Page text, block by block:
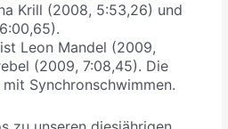
Krill (2008, 5:53,26) und
Leon Mandel (2009,
(2009, 7:08,45). Die
Synchronschwimmen.